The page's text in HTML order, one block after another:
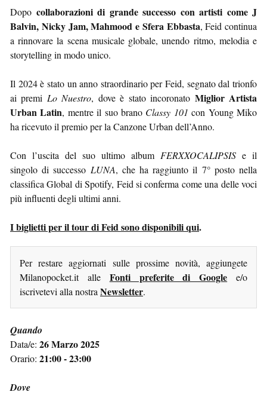
Dopo collaborazioni di grande successo con artisti come J
Balvin, Nicky Jam, Mahmood e Sfera Ebbasta, Feid continua
a rinnovare la scena musicale globale, unendo ritmo, melodia e
storytelling in modo unico.
Il 2024 è stato un anno straordinario per Feid, segnato dal trionfo
ai premi Lo Nuestro, dove è stato incoronato Miglior Artista
Urban Latin, mentre il suo brano Classy 101 con Young Miko
ha ricevuto il premio per la Canzone Urban dell’Anno.
Con l’uscita del suo ultimo album FERXXOCALIPSIS e il
singolo di successo LUNA, che ha raggiunto il 7° posto nella
classifica Global di Spotify, Feid si conferma come una delle voci
più influenti degli ultimi anni.
I biglietti per il tour di Feid sono disponibili qui.
Per restare aggiornati sulle prossime novità, aggiungete
Milanopocket.it alle Fonti preferite di Google e/o
iscrivetevi alla nostra Newsletter.
Quando
Data/e: 26 Marzo 2025
Orario: 21:00 - 23:00
Dove